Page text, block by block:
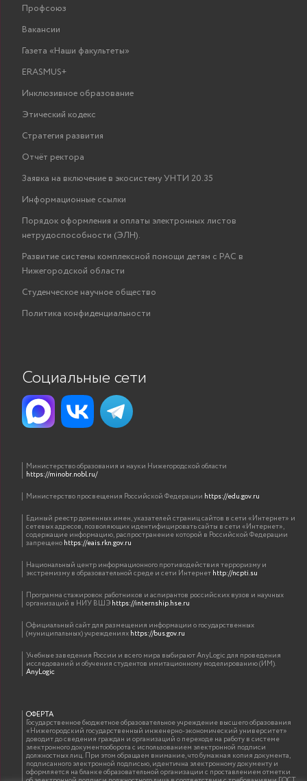
Профсоюз
Вакансии
Газета «Наши факультеты»
ERASMUS+
Инклюзивное образование
Этический кодекс
Стратегия развития
Отчёт ректора
Заявка на включение в экосистему УНТИ 20.35
Информационные ссылки
Порядок оформления и оплаты электронных листов
нетрудоспособности (ЭЛН).
Развитие системы комплексной помощи детям с РАС в
Нижегородской области
Студенческое научное общество
Политика конфиденциальности
Социальные сети
Министерство образования и науки Нижегородской области
https://minobr.nobl.ru/
Министерство просвещения Российской Федерации https://edu.gov.ru
Единый реестр доменных имен, указателей страниц сайтов в сети «Интернет» и
сетевых адресов, позволяющих идентифицировать сайты в сети «Интернет»,
содержащие информацию, распространение которой в Российской Федерации
запрещеноhttps://eais.rkn.gov.ru
Национальный центр информационного противодействия терроризму и
экстремизму в образовательной среде и сети Интернетhttp://ncpti.su
Программа стажировок работников и аспирантов российских вузов и научных
организаций в НИУ ВШЭhttps://internship.hse.ru
Официальный сайт для размещения информации о государственных
(муниципальных) учрежденияхhttps://bus.gov.ru
Учебные заведения России и всего мира выбирают AnyLogic для проведения
исследований и обучения студентов имитационному моделированию (ИМ).
AnyLogic
ОФЕРТА
Государственное бюджетное образовательное учреждение высшего образования
«Нижегородский государственный инженерно-экономический университет»
доводит до сведения граждан и организаций о переходе на работу в системе
электронного документооборота с использованием электронной подписи
должностных лиц. При этом обращаем внимание, что бумажная копия документа,
подписанного электронной подписью, идентична электронному документу и
оформляется на бланке образовательной организации с проставлением отметки